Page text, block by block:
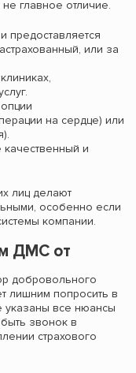
главное отличие.
предоставляется
или за
на сердце) или
и
лиц делают
особенно если
компании.
ДМС от
добровольного
лишним попросить в
указаны все нюансы
звонок в
страхового